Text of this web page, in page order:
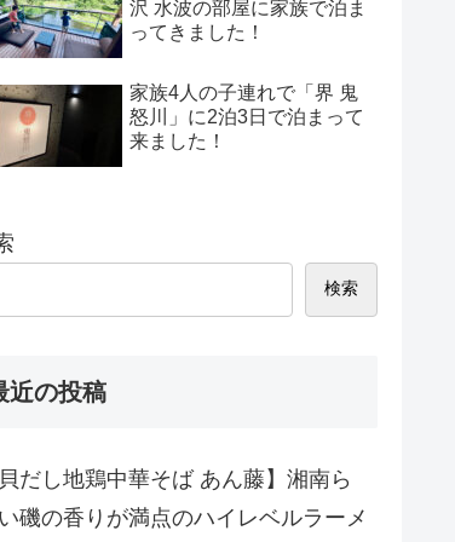
沢 水波の部屋に家族で泊ま
ってきました！
家族4人の子連れで「界 鬼
怒川」に2泊3日で泊まって
来ました！
検索
近の投稿
貝だし地鶏中華そば あん藤】湘南ら
磯の香りが満点のハイレベルラーメ